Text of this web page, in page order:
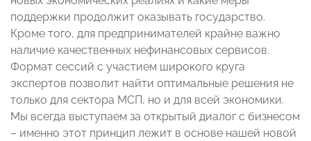
поддержки продолжит оказывать государство.
Кроме того, для предпринимателей крайне важно
наличие качественных нефинансовых сервисов.
Формат сессий с участием широкого круга
экспертов позволит найти оптимальные решения не
только для сектора МСП, но и для всей экономики.
Мы всегда выступаем за открытый диалог с бизнесом
– именно этот принцип лежит в основе нашей новой